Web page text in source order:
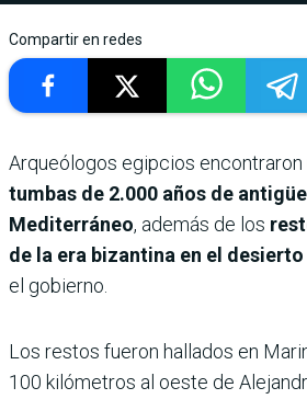
Compartir en redes
Arqueólogos egipcios encontraron
tumbas de 2.000 años de
Mediterráneo, además de los
de la era bizantina en el
el gobierno.
Los restos fueron hallados en
100 kilómetros al oeste de